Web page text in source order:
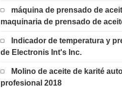
máquina de prensado de
maquinaria de prensado de
Indicador de temperatura y
de Electronis Int's Inc.
Molino de aceite de karité
profesional 2018